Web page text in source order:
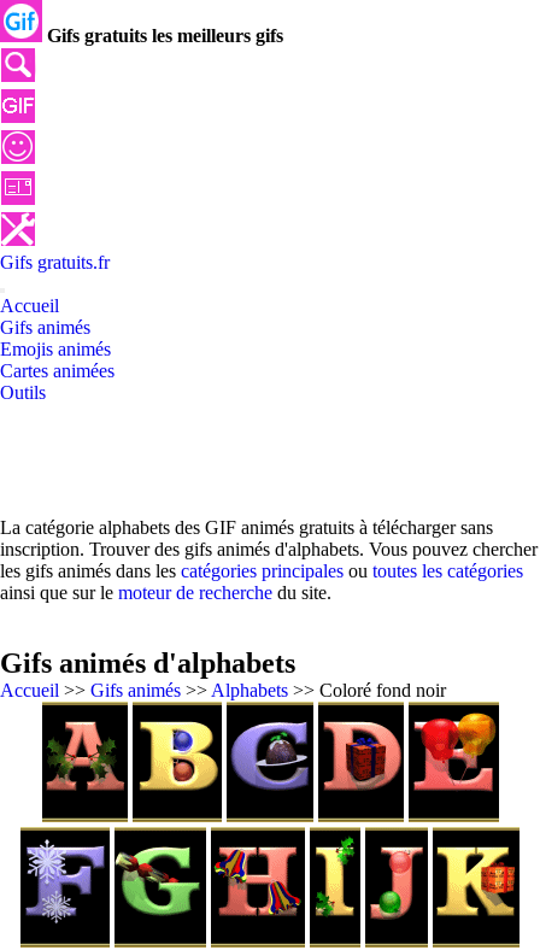
Gifs gratuits les meilleurs gifs
Gifs gratuits.fr
Accueil
Gifs animés
Emojis animés
Cartes animées
Outils
La catégorie alphabets des GIF animés gratuits à télécharger sans
inscription. Trouver des gifs animés d'alphabets. Vous pouvez chercher
les gifs animés dans les catégories principales ou toutes les catégories
ainsi que sur le moteur de recherche du site.
Gifs animés d'alphabets
Accueil >> Gifs animés >> Alphabets >> Coloré fond noir